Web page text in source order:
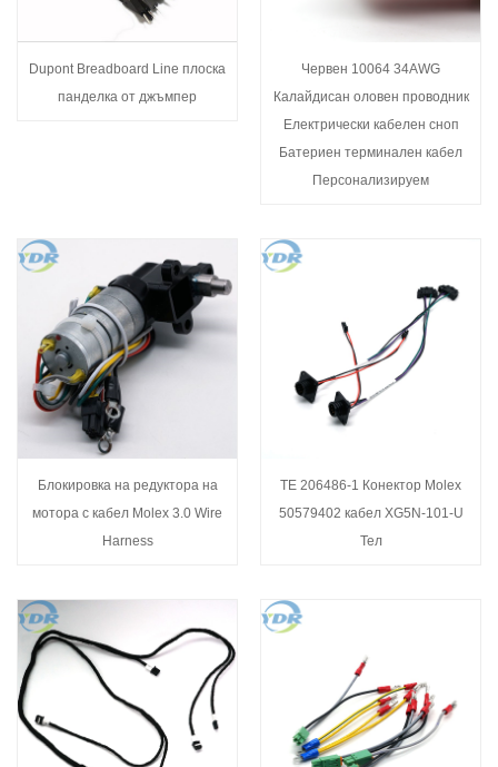
Dupont Breadboard Line плоска
панделка от джъмпер
Червен 10064 34AWG
Калайдисан оловен проводник
Електрически кабелен сноп
Батериен терминален кабел
Персонализируем
Блокировка на редуктора на
мотора с кабел Molex 3.0 Wire
Harness
TE 206486-1 Конектор Molex
50579402 кабел XG5N-101-U
Тел